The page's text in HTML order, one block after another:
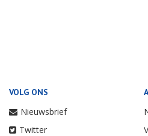
VOLG ONS
Nieuwsbrief
Twitter